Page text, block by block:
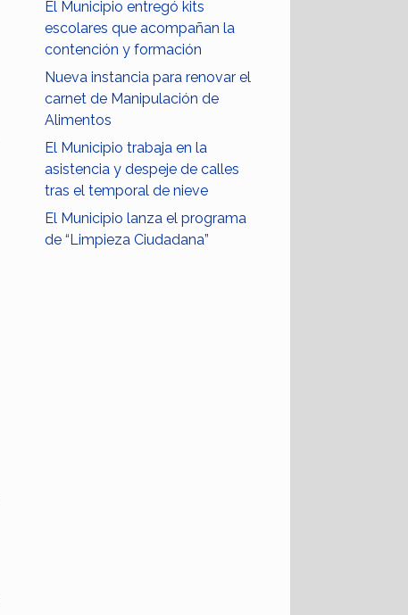
El Municipio entregó kits
escolares que acompañan la
contención y formación
Nueva instancia para renovar el
carnet de Manipulación de
Alimentos
El Municipio trabaja en la
asistencia y despeje de calles
tras el temporal de nieve
El Municipio lanza el programa
de “Limpieza Ciudadana”